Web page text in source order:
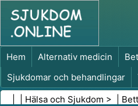
Hem Alternativ medicin
Sjukdomar och behandlingar
Kost och näring
Familjehälsa
Hälsa och Sjukdom > |